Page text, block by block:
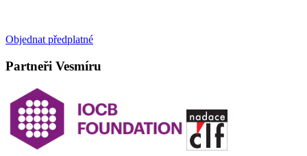
Objednat předplatné
Partneři Vesmíru